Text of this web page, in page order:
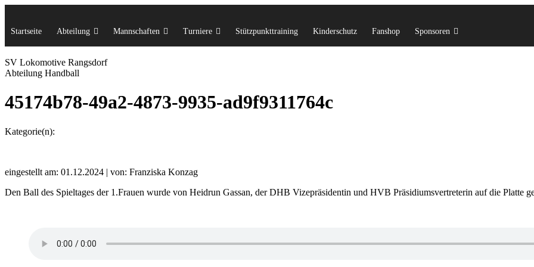
Startseite Abteilung Mannschaften Turniere Stützpunkttraining Kinderschutz Fanshop Sponsoren
SV Lokomotive Rangsdorf
Abteilung Handball
45174b78-49a2-4873-9935-ad9f9311764c
Kategorie(n):
eingestellt am: 01.12.2024 | von: Franziska Konzag
Den Ball des Spieltages der 1.Frauen wurde von Heidrun Gassan, der DHB Vizepräsidentin und HVB Präsidiumsvertreterin auf die Platte